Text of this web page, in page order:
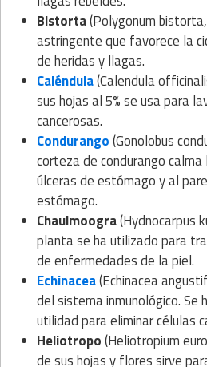
Bistorta(Polygonum
astringente que favorece la
de heridas y llagas.
Caléndula(Calendula
sus hojas al 5% se usa para
cancerosas.
Condurango(Gonolobus
corteza de condurango
úlceras de estómago y al
estómago.
Chaulmoogra(Hydnocarpus
planta se ha utilizado para
de enfermedades de la piel.
Echinacea(Echinacea
del sistema inmunológico. Se
utilidad para eliminar células
Heliotropo(Heliotropium
de sus hojas y flores sirve